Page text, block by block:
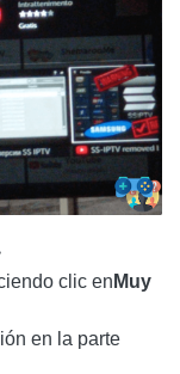
clic en Muy
en la parte